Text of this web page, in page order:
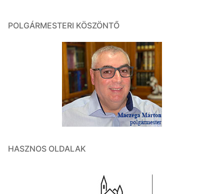
POLGÁRMESTERI KÖSZÖNTŐ
HASZNOS OLDALAK